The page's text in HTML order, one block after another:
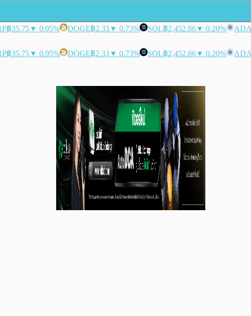
฿35.75▼ 0.95% DOGE฿2.33▼ 0.73% SOL฿2,452.86▼ 0.20% ADA
฿35.75▼ 0.95% DOGE฿2.33▼ 0.73% SOL฿2,452.86▼ 0.20% ADA